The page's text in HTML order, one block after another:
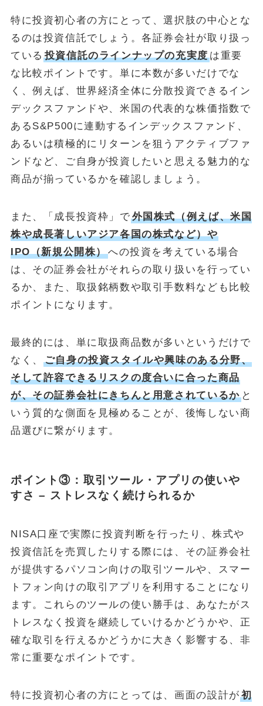
特に投資初心者の方にとって、選択肢の中心とな
るのは投資信託でしょう。各証券会社が取り扱っ
ている 投資信託のラインナップの充実度は重要
な比較ポイントです。単に本数が多いだけでな
く、例えば、世界経済全体に分散投資できるイン
デックスファンドや、米国の代表的な株価指数で
あるS&P500に連動するインデックスファンド、
あるいは積極的にリターンを狙うアクティブファ
ンドなど、ご自身が投資したいと思える魅力的な
商品が揃っているかを確認しましょう。
また、「成長投資枠」で外国株式（例えば、米国
株や成長著しいアジア各国の株式など）や
IPO（新規公開株）への投資を考えている場合
は、その証券会社がそれらの取り扱いを行ってい
るか、また、取扱銘柄数や取引手数料なども比較
ポイントになります。
最終的には、単に取扱商品数が多いというだけで
なく、
ご自身の投資スタイルや興味のある分野、
そして許容できるリスクの度合いに合った商品
が、その証券会社にきちんと用意されているかと
いう質的な側面を見極めることが、後悔しない商
品選びに繋がります。
ポイント③：取引ツール・アプリの使いや
すさ – ストレスなく続けられるか
NISA口座で実際に投資判断を行ったり、株式や
投資信託を売買したりする際には、その証券会社
が提供するパソコン向けの取引ツールや、スマー
トフォン向けの取引アプリを利用することになり
ます。これらのツールの使い勝手は、あなたがス
トレスなく投資を継続していけるかどうかや、正
確な取引を行えるかどうかに大きく影響する、非
常に重要なポイントです。
特に投資初心者の方にとっては、画面の設計が初